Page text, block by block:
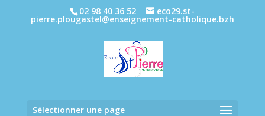
02 98 40 36 52 eco29.st-
pierre.plougastel@enseignement-catholique.bzh
Sélectionner une page